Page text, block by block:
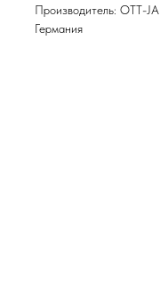
Производитель: OTT-
Германия